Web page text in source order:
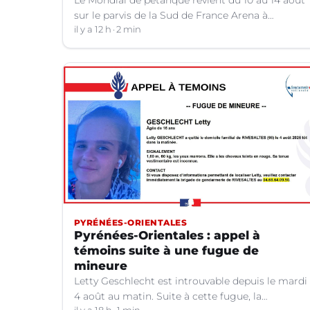
sur le parvis de la Sud de France Arena à
Montpellier (Hérault).
il y a 12 h 2 min
PYRÉNÉES-ORIENTALES
Pyrénées-Orientales : appel à
témoins suite à une fugue de
mineure
Letty Geschlecht est introuvable depuis le mardi
4 août au matin. Suite à cette fugue, la